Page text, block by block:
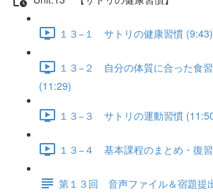
１３−１ サトリの健康習慣 (9:43)
１３−２ 自分の体質に合った食
(11:29)
１３−３ サトリの運動習慣
１３−４ 基本課程のまとめ・復
第１３回 音声ファイル＆宿題提